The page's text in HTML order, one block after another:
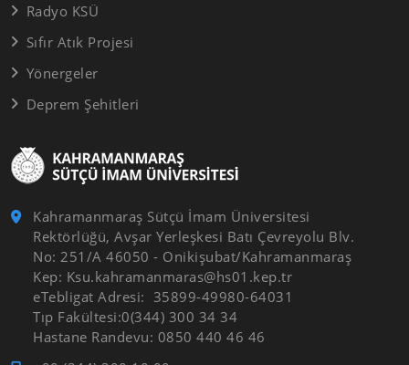
Kahramanmaraş Sütçü İmam Üniversitesi
Rektörlüğü, Avşar Yerleşkesi Batı Çevreyolu Blv.
No: 251/A 46050 - Onikişubat/Kahramanmaraş
Kep: Ksu.kahramanmaras@hs01.kep.tr
eTebligat Adresi: 35899-49980-64031
Tıp Fakültesi:0(344) 300 34 34
Hastane Randevu: 0850 440 46 46
Radyo KSÜ
Sıfır Atık Projesi
Yönergeler
Deprem Şehitleri